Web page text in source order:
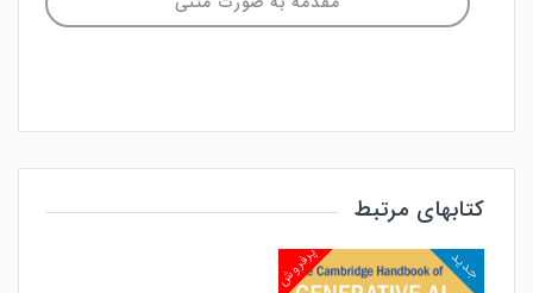
کتابهای مرتبط
پرفروش جدید